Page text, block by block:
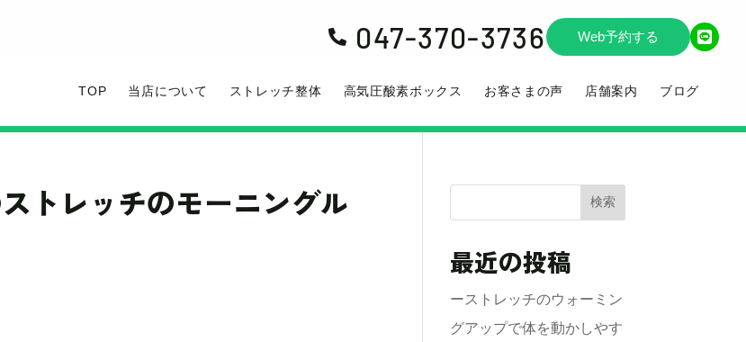
 047-370-3736 Web予約する
TOP 当店について ストレッチ整体 高気圧酸素ボックス お客さまの声 店舗案内 ブログ
トレッチのモーニングル
検索
最近の投稿
ーストレッチのウォーミン
グアップで体を動かしやす